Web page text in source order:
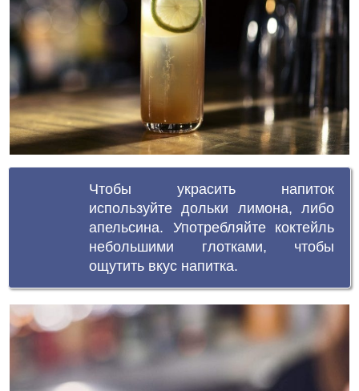
Чтобы украсить напиток
используйте дольки лимона, либо
апельсина. Употребляйте коктейль
небольшими глотками, чтобы
ощутить вкус напитка.